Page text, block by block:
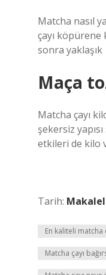
Matcha nasıl
çayı köpürene
sonra
Maça
Matcha çayı
şekersiz
etkileri de kilo
Tarih:
En kaliteli matcha
Matcha çayı